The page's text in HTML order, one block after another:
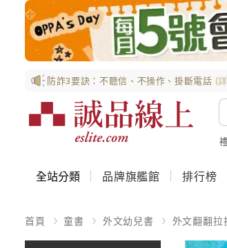
防詐3要訣：不聽信、不操作、掛斷電話 (
全站分類 品牌旗艦館 排行榜
首頁 童書 外文幼兒書 外文翻翻拉